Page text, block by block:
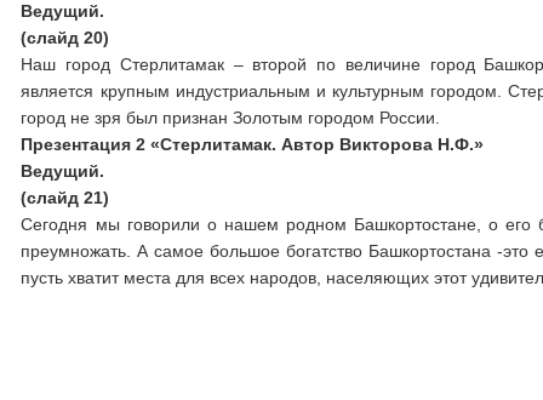
Ведущий.
(слайд 20)
Наш город Стерлитамак – второй по величине город
является крупным индустриальным и культурным городом.
город не зря был признан Золотым городом России.
Презентация 2 «Стерлитамак. Автор Викторова Н.Ф.»
Ведущий.
(слайд 21)
Сегодня мы говорили о нашем родном Башкортостане, о его
преумножать. А самое большое богатство Башкортостана -
пусть хватит места для всех народов, населяющих этот